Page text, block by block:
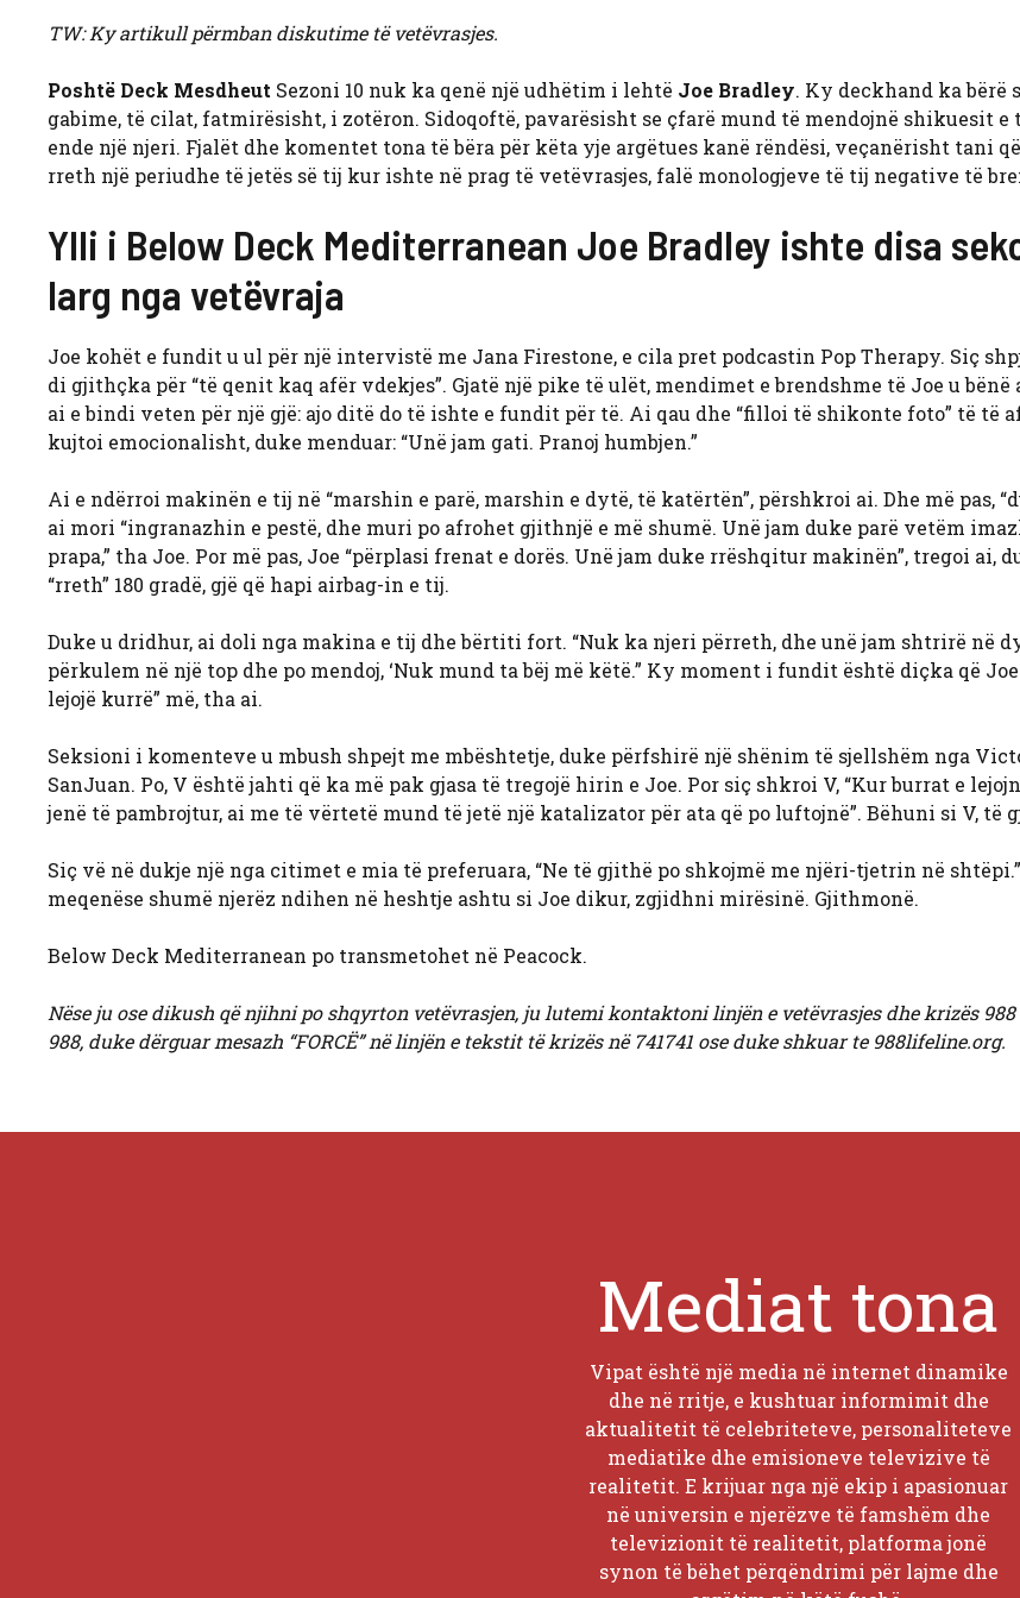
TW: Ky artikull përmban diskutime të vetëvrasjes.
Poshtë Deck Mesdheut Sezoni 10 nuk ka qenë një udhëtim i lehtë Joe Bradley. Ky deckhand ka bërë
gabime, të cilat, fatmirësisht, i zotëron. Sidoqoftë, pavarësisht se çfarë mund të mendojnë shikuesit e
ende një njeri. Fjalët dhe komentet tona të bëra për këta yje argëtues kanë rëndësi, veçanërisht tani
rreth një periudhe të jetës së tij kur ishte në prag të vetëvrasjes, falë monologjeve të tij negative të
Ylli i Below Deck Mediterranean Joe Bradley ishte disa
larg nga vetëvraja
Joe kohët e fundit u ul për një intervistë me Jana Firestone, e cila pret podcastin Pop Therapy. Siç
di gjithçka për “të qenit kaq afër vdekjes”. Gjatë një pike të ulët, mendimet e brendshme të Joe u bënë
ai e bindi veten për një gjë: ajo ditë do të ishte e fundit për të. Ai qau dhe “filloi të shikonte foto” të të
kujtoi emocionalisht, duke menduar: “Unë jam gati. Pranoj humbjen.”
Ai e ndërroi makinën e tij në “marshin e parë, marshin e dytë, të katërtën”, përshkroi ai. Dhe më pas,
ai mori “ingranazhin e pestë, dhe muri po afrohet gjithnjë e më shumë. Unë jam duke parë vetëm
prapa,” tha Joe. Por më pas, Joe “përplasi frenat e dorës. Unë jam duke rrëshqitur makinën”, tregoi ai,
“rreth” 180 gradë, gjë që hapi airbag-in e tij.
Duke u dridhur, ai doli nga makina e tij dhe bërtiti fort. “Nuk ka njeri përreth, dhe unë jam shtrirë në
përkulem në një top dhe po mendoj, ‘Nuk mund ta bëj më këtë.” Ky moment i fundit është diçka që
lejojë kurrë” më, tha ai.
Seksioni i komenteve u mbush shpejt me mbështetje, duke përfshirë një shënim të sjellshëm nga
SanJuan. Po, V është jahti që ka më pak gjasa të tregojë hirin e Joe. Por siç shkroi V, “Kur burrat e
jenë të pambrojtur, ai me të vërtetë mund të jetë një katalizator për ata që po luftojnë”. Bëhuni si V, të
Siç vë në dukje një nga citimet e mia të preferuara, “Ne të gjithë po shkojmë me njëri-tjetrin në
meqenëse shumë njerëz ndihen në heshtje ashtu si Joe dikur, zgjidhni mirësinë. Gjithmonë.
Below Deck Mediterranean po transmetohet në Peacock.
Nëse ju ose dikush që njihni po shqyrton vetëvrasjen, ju lutemi kontaktoni linjën e vetëvrasjes dhe krizës
988, duke dërguar mesazh “FORCË” në linjën e tekstit të krizës në 741741 ose duke shkuar te 988lifeline.org.
Mediat tona
Vipat është një media në internet dinamike
dhe në rritje, e kushtuar informimit dhe
aktualitetit të celebriteteve, personaliteteve
mediatike dhe emisioneve televizive të
realitetit. E krijuar nga një ekip i apasionuar
në universin e njerëzve të famshëm dhe
televizionit të realitetit, platforma jonë
synon të bëhet përqëndrimi për lajme dhe